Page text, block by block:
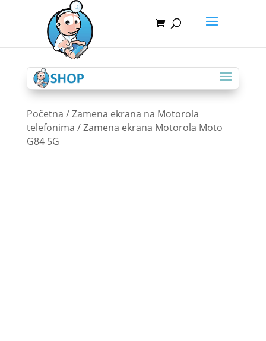
Početna /Zamena ekrana na Motorola
telefonima / Zamena ekrana Motorola Moto
G84 5G